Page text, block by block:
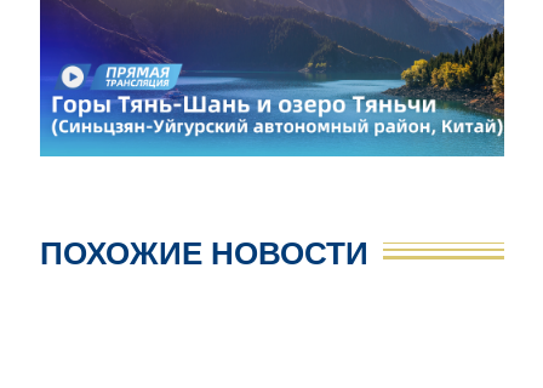
ПОХОЖИЕ НОВОСТИ